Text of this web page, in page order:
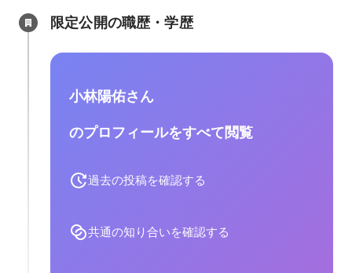
限定公開の職歴・学歴
小林陽佑さん
のプロフィールをすべて閲覧
過去の投稿を確認する
共通の知り合いを確認する